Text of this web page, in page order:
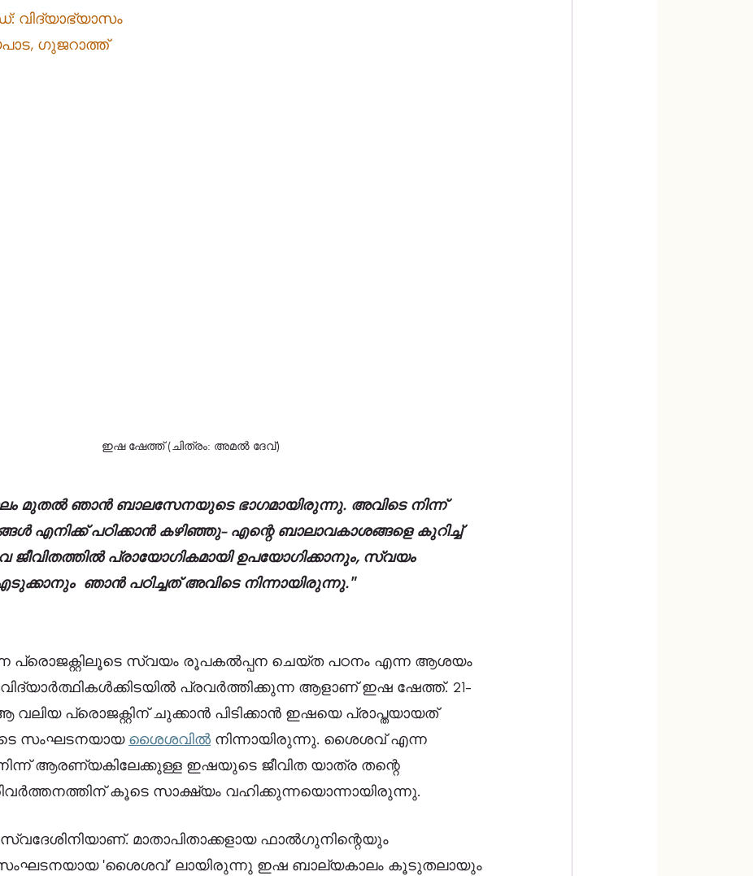
ഗുജറാത്ത്
ഇഷ ഷേത്ത് (ചിത്രം: അമൽ ദേവ്)
മുതൽ ഞാൻ ബാലസേനയുടെ ഭാഗമായിരുന്നു. അവിടെ നിന്ന്
എനിക്ക് പഠിക്കാൻ കഴിഞ്ഞു- എന്റെ ബാലാവകാശങ്ങളെ കുറിച്ച്
ജീവിതത്തിൽ പ്രായോഗികമായി ഉപയോഗിക്കാനും, സ്വയം
ഞാൻ പഠിച്ചത് അവിടെ നിന്നായിരുന്നു."
സ്വയം രൂപകൽപ്പന ചെയ്ത പഠനം എന്ന ആശയം
പ്രവർത്തിക്കുന്ന ആളാണ് ഇഷ ഷേത്ത്. 21-
പ്രൊജക്റ്റിന് ചുക്കാൻ പിടിക്കാൻ ഇഷയെ പ്രാപ്തയായത്
സംഘടനയായ ശൈശവിൽ നിന്നായിരുന്നു. ശൈശവ്‌ എന്ന
ആരണ്യകിലേക്കുള്ള ഇഷയുടെ ജീവിത യാത്ര തന്റെ
കൂടെ സാക്ഷ്യം വഹിക്കുന്നയൊന്നായിരുന്നു.
മാതാപിതാക്കളായ ഫാൽഗുനിന്റെയും
സംഘടനയായ 'ശൈശവ്‘ ലായിരുന്നു ഇഷ ബാല്യകാലം കൂടുതലായും